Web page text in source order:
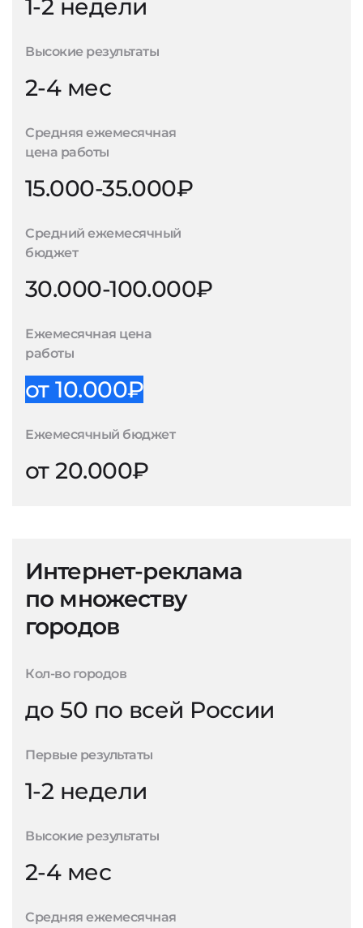
1-2 недели
Высокие результаты
2-4 мес
Средняя ежемесячная
цена работы
15.000-35.000₽
Средний ежемесячный
бюджет
30.000-100.000₽
Ежемесячная цена
работы
от 10.000₽
Ежемесячный бюджет
от 20.000₽
Интернет-реклама
по множеству
городов
Кол-во городов
до 50 по всей России
Первые результаты
1-2 недели
Высокие результаты
2-4 мес
Средняя ежемесячная